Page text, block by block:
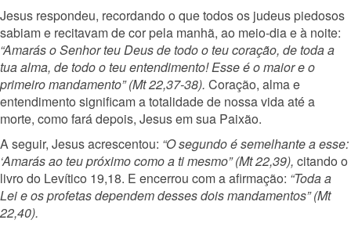
Jesus respondeu, recordando o que todos os judeus piedosos
sabiam e recitavam de cor pela manhã, ao meio-dia e à noite:
“Amarás o Senhor teu Deus de todo o teu coração, de toda a
tua alma, de todo o teu entendimento! Esse é o maior e o
primeiro mandamento” (Mt 22,37-38). Coração, alma e
entendimento significam a totalidade de nossa vida até a
morte, como fará depois, Jesus em sua Paixão.
A seguir, Jesus acrescentou: “O segundo é semelhante a esse:
‘Amarás ao teu próximo como a ti mesmo” (Mt 22,39), citando o
livro do Levítico 19,18. E encerrou com a afirmação: “Toda a
Lei e os profetas dependem desses dois mandamentos” (Mt
22,40).